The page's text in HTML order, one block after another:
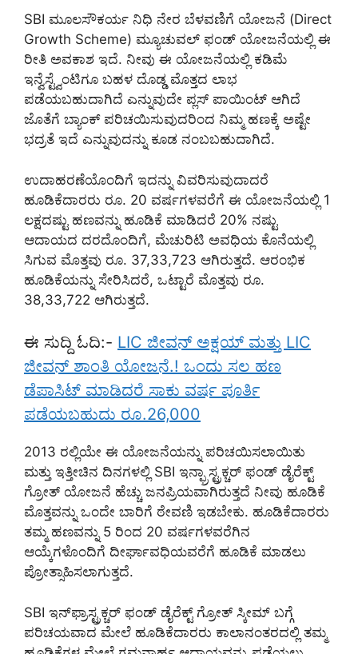
SBI ಮೂಲಸೌಕರ್ಯ ನಿಧಿ ನೇರ ಬೆಳವಣಿಗೆ ಯೋಜನೆ (Direct
Growth Scheme) ಮ್ಯೂಚುವಲ್ ಫಂಡ್ ಯೋಜನೆಯಲ್ಲಿ ಈ
ರೀತಿ ಅವಕಾಶ ಇದೆ. ನೀವು ಈ ಯೋಜನೆಯಲ್ಲಿ ಕಡಿಮೆ
ಇನ್ವೆಸ್ಟ್ವೆಂಟಿಗೂ ಬಹಳ ದೊಡ್ಡ ಮೊತ್ತದ ಲಾಭ
ಪಡೆಯಬಹುದಾಗಿದೆ ಎನ್ನುವುದೇ ಪ್ಲಸ್ ಪಾಯಿಂಟ್ ಆಗಿದೆ
ಜೊತೆಗೆ ಬ್ಯಾಂಕ್ ಪರಿಚಯಿಸುವುದರಿಂದ ನಿಮ್ಮ ಹಣಕ್ಕೆ ಅಷ್ಟೇ
ಭದ್ರತೆ ಇದೆ ಎನ್ನುವುದನ್ನು ಕೂಡ ನಂಬಬಹುದಾಗಿದೆ.
ಉದಾಹರಣೆಯೊಂದಿಗೆ ಇದನ್ನು ವಿವರಿಸುವುದಾದರೆ
ಹೂಡಿಕೆದಾರರು ರೂ. 20 ವರ್ಷಗಳವರೆಗೆ ಈ ಯೋಜನೆಯಲ್ಲಿ 1
ಲಕ್ಷದಷ್ಟು ಹಣವನ್ನು ಹೂಡಿಕೆ ಮಾಡಿದರೆ 20% ನಷ್ಟು
ಆದಾಯದ ದರದೊಂದಿಗೆ, ಮೆಚುರಿಟಿ ಅವಧಿಯ ಕೊನೆಯಲ್ಲಿ
ಸಿಗುವ ಮೊತ್ತವು ರೂ. 37,33,723 ಆಗಿರುತ್ತದೆ. ಆರಂಭಿಕ
ಹೂಡಿಕೆಯನ್ನು ಸೇರಿಸಿದರೆ, ಒಟ್ಟಾರೆ ಮೊತ್ತವು ರೂ.
38,33,722 ಆಗಿರುತ್ತದೆ.
ಈ ಸುದ್ದಿ ಓದಿ:- LIC ಜೀವನ್ ಅಕ್ಷಯ್ ಮತ್ತು LIC
ಜೀವನ್ ಶಾಂತಿ ಯೋಜನೆ.! ಒಂದು ಸಲ ಹಣ
ಡೆಪಾಸಿಟ್ ಮಾಡಿದರೆ ಸಾಕು ವರ್ಷ ಪೂರ್ತಿ
ಪಡೆಯಬಹುದು ರೂ.26,000
2013 ರಲ್ಲಿಯೇ ಈ ಯೋಜನೆಯನ್ನು ಪರಿಚಯಿಸಲಾಯಿತು
ಮತ್ತು ಇತ್ತೀಚಿನ ದಿನಗಳಲ್ಲಿ SBI ಇನ್ಫ್ರಾಸ್ಟ್ರಕ್ಚರ್ ಫಂಡ್ ಡೈರೆಕ್ಟ್
ಗ್ರೋತ್ ಯೋಜನೆ ಹೆಚ್ಚು ಜನಪ್ರಿಯವಾಗಿರುತ್ತದೆ ನೀವು ಹೂಡಿಕೆ
ಮೊತ್ತವನ್ನು ಒಂದೇ ಬಾರಿಗೆ ಠೇವಣಿ ಇಡಬೇಕು. ಹೂಡಿಕೆದಾರರು
ತಮ್ಮ ಹಣವನ್ನು 5 ರಿಂದ 20 ವರ್ಷಗಳವರೆಗಿನ
ಆಯ್ಕೆಗಳೊಂದಿಗೆ ದೀರ್ಘಾವಧಿಯವರೆಗೆ ಹೂಡಿಕೆ ಮಾಡಲು
ಪ್ರೋತ್ಸಾಹಿಸಲಾಗುತ್ತದೆ.
SBI ಇನ್‌ಫ್ರಾಸ್ಟ್ರಕ್ಚರ್ ಫಂಡ್ ಡೈರೆಕ್ಟ್ ಗ್ರೋತ್ ಸ್ಕೀಮ್ ಬಗ್ಗೆ
ಪರಿಚಯವಾದ ಮೇಲೆ ಹೂಡಿಕೆದಾರರು ಕಾಲಾನಂತರದಲ್ಲಿ ತಮ್ಮ